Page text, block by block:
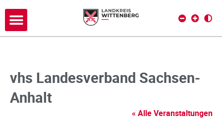
vhs Landesverband Sachsen-
Anhalt
« Alle Veranstaltungen